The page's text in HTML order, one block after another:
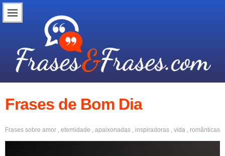
Frases de Bom Dia
Frases sobre amor , eternidade , apaixonadas , inspiradoras , vida , românticas